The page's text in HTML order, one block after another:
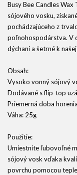
Busy Bee Candles
sójového vosku,
pochádzajúceho z
poľnohospodárstva. V
dýchaní a šetrné k
Obsah:
Vysoko vonný sójový
Dodávané s flip-top
Priemerná doba
Váha: 25g
Použitie:
Umiestnite ľubovoľné
sójový vosk vďaka
povrchu pomocou